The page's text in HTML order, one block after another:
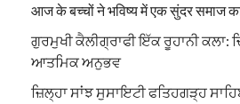
आज के बच्चों ने भविष्य में एक सुंदर समाज का
ਗੁਰਮੁਖੀ ਕੈਲੀਗ੍ਰਾਫੀ ਇੱਕ ਰੂਹਾਨੀ ਕਲਾ:
ਆਤਮਿਕ ਅਨੁਭਵ
ਜ਼ਿਲ੍ਹਾ ਸਾਂਝ ਸੁਸਾਇਟੀ ਫਤਿਹਗੜ੍ਹ